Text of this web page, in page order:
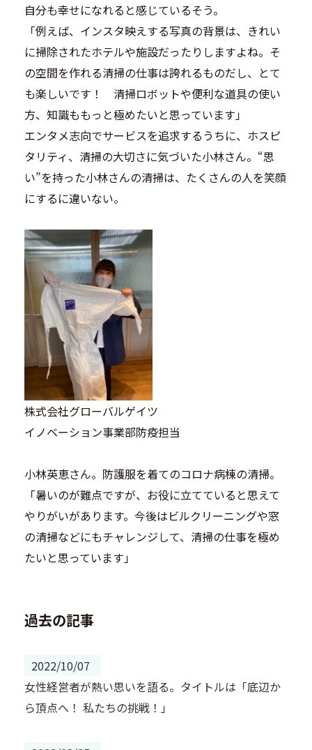
自分も幸せになれると感じているそう。
「例えば、インスタ映えする写真の背景は、きれい
に掃除されたホテルや施設だったりしますよね。そ
の空間を作れる清掃の仕事は誇れるものだし、とて
も楽しいです！ 清掃ロボットや便利な道具の使い
方、知識ももっと極めたいと思っています」
エンタメ志向でサービスを追求するうちに、ホスピ
タリティ、清掃の大切さに気づいた小林さん。“思
い”を持った小林さんの清掃は、たくさんの人を笑顔
にするに違いない。
株式会社グローバルゲイツ
イノベーション事業部防疫担当
小林英恵さん。防護服を着てのコロナ病棟の清掃。
「暑いのが難点ですが、お役に立てていると思えて
やりがいがあります。今後はビルクリーニングや窓
の清掃などにもチャレンジして、清掃の仕事を極め
たいと思っています」
過去の記事
2022/10/07
女性経営者が熱い思いを語る。タイトルは「底辺か
ら頂点へ！ 私たちの挑戦！」